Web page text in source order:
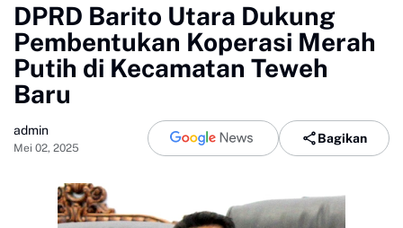
DPRD Barito Utara Dukung
Pembentukan Koperasi Merah
Putih di Kecamatan Teweh
Baru
admin
Mei 02, 2025
Bagikan